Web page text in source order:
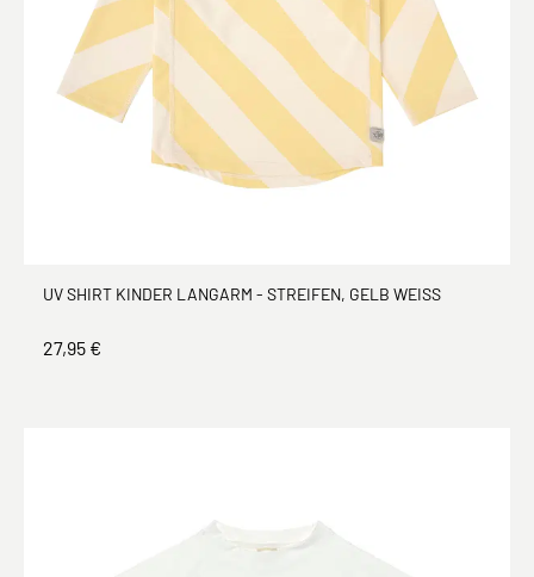
UV SHIRT KINDER LANGARM - STREIFEN, GELB WEISS
27,95 €